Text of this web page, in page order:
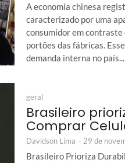
A economia chinesa
caracterizado por uma
consumidor em contraste
portões das fábricas.
demanda interna no país...
geral
Brasileiro
Comprar
Davidson Lima - 29 de
Brasileiro Prioriza